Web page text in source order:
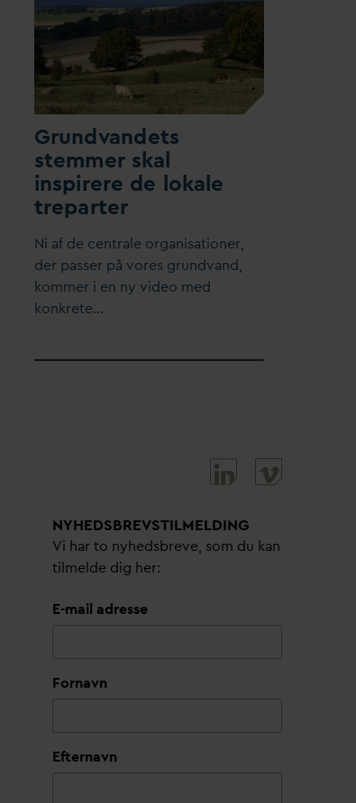
Grundvandets
stemmer skal
inspirere de lokale
treparter
​Ni af de centrale organisationer,
der passer på vores grundvand,
kommer i en ny video med
konkrete…
NYHEDSBREVS­TILMELDING
Vi har to nyhedsbreve, som du kan
tilmelde dig her:
E-mail adresse
Fornavn
Efternavn